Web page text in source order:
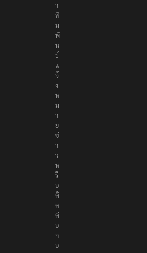
า
สั
ม
พั
น
ธ์
แ
จ้
ง
ห
ม
า
ย
ข่
า
ว
ห
รื
อ
ติ
ด
ต่
อ
ก
อ